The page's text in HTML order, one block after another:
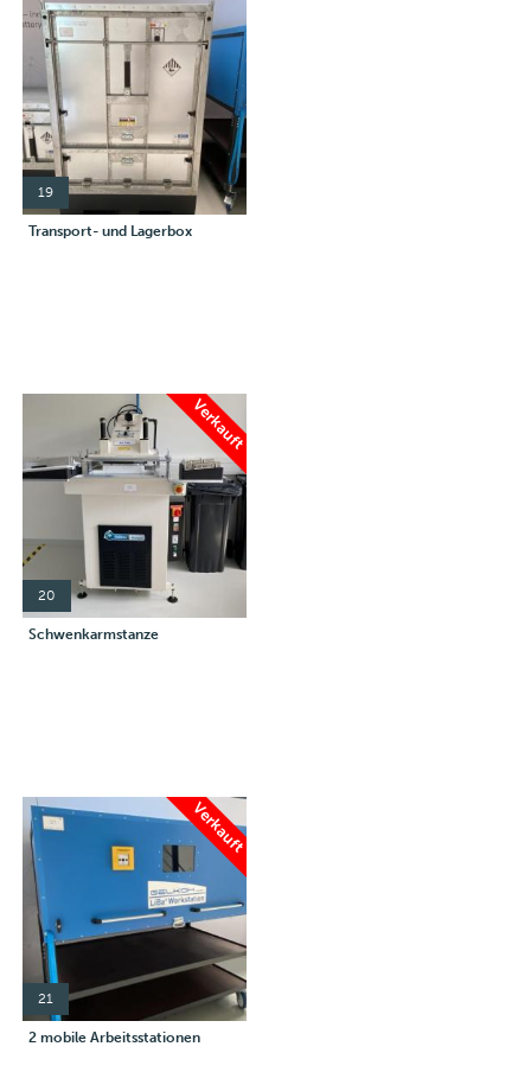
19
Transport- und Lagerbox
Verkauft
20
Schwenkarmstanze
Verkauft
21
2 mobile Arbeitsstationen